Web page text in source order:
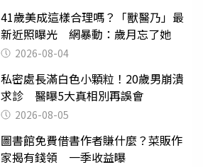
41歲美成這樣合理嗎？「獸醫乃」最
新近照曝光 網暴動：歲月忘了她
2026-08-04
私密處長滿白色小顆粒！20歲男崩潰
求診 醫曝5大真相別再誤會
2026-08-05
圖書館免費借書作者賺什麼？菜販作
家揭有錢領 一季收益曝